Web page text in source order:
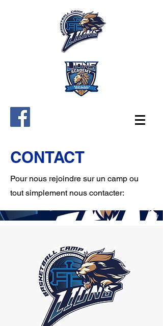
CONTACT
Pour nous rejoindre sur un camp ou
tout simplement nous contacter: